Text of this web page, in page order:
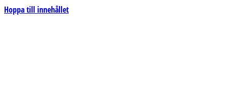
Hoppa till innehållet